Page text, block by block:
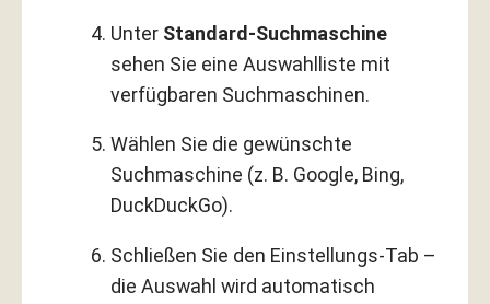
Unter Standard-Suchmaschine
sehen Sie eine Auswahlliste mit
verfügbaren Suchmaschinen.
Wählen Sie die gewünschte
Suchmaschine (z. B. Google, Bing,
DuckDuckGo).
Schließen Sie den Einstellungs-Tab –
die Auswahl wird automatisch